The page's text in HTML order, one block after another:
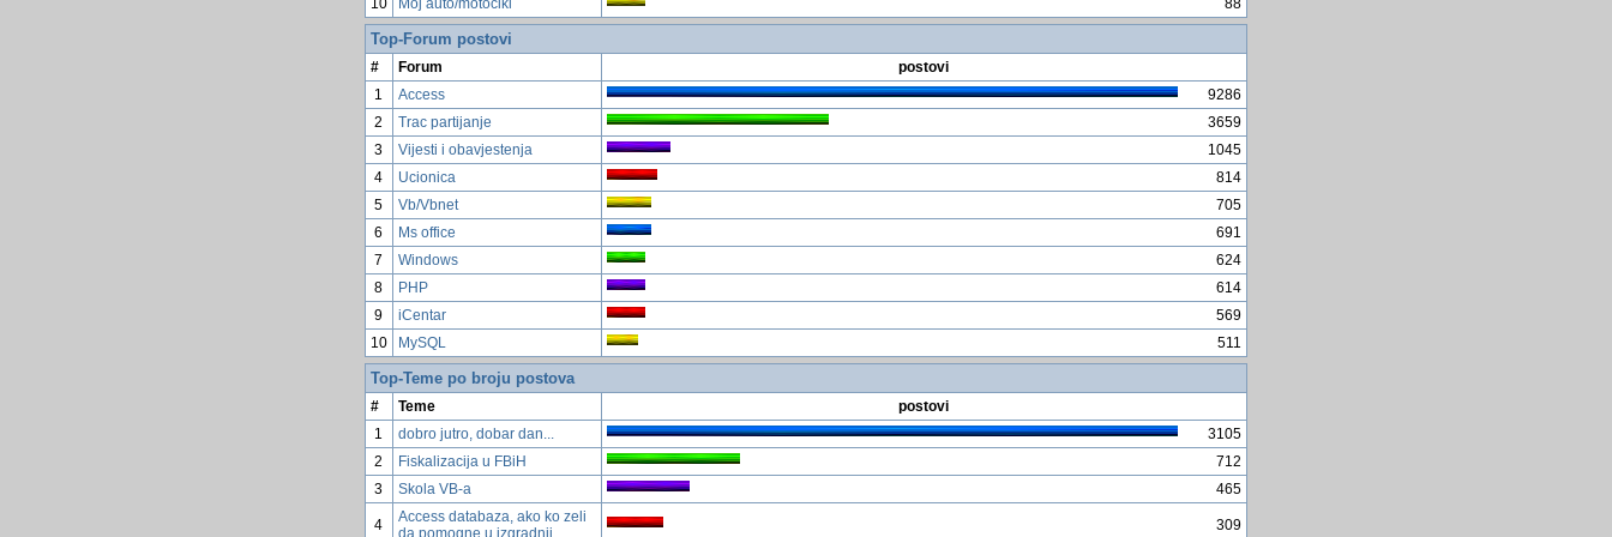
10 Moj auto/motocikl 88
Top-Forum postovi
# Forum
postovi
1
Access
9286
2
Trac partijanje
3659
3
Vijesti i obavjestenja
1045
4
Ucionica
814
5
Vb/Vbnet
705
6
Ms office
691
7
Windows
624
8
PHP
614
9
iCentar
569
10
MySQL 511
Top-Teme po broju postova
# Teme
postovi
1
dobro jutro, dobar dan...
3105
2
Fiskalizacija u FBiH
712
3
Skola VB-a 465
4
Access databaza, ako ko zeli
da pomogne u izgradnji
309